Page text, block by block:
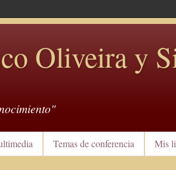
Oliveira y
Temas de conferencia Mis